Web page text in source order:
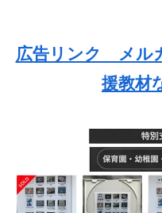
広告リンク メル
援教材